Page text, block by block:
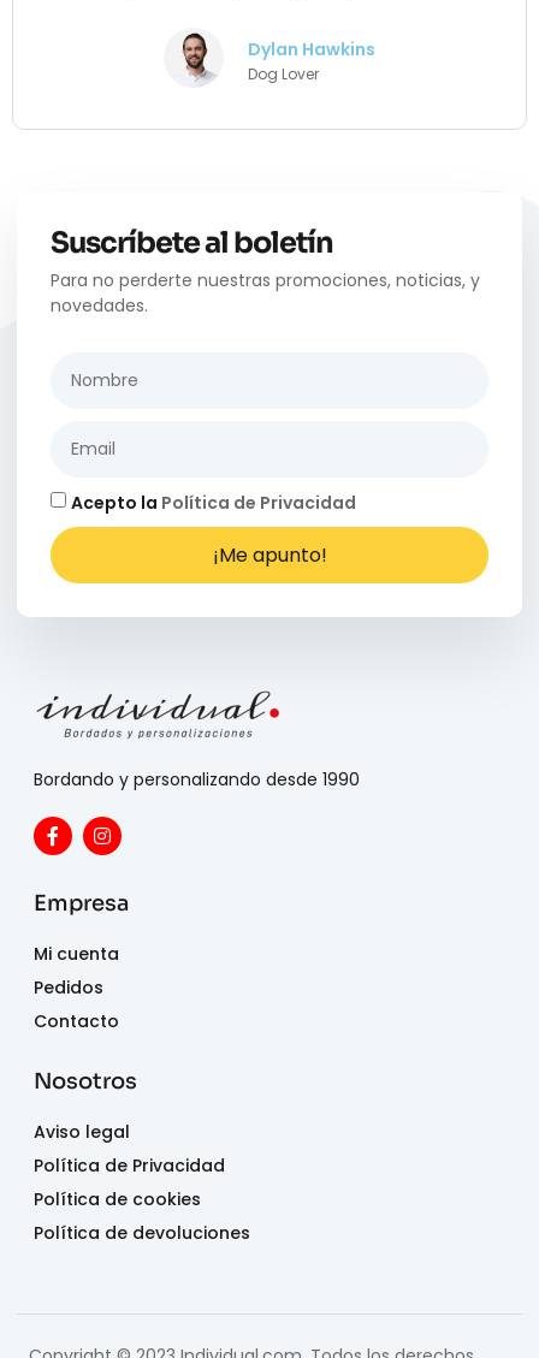
Suscríbete al boletín
Para no perderte nuestras promociones, noticias, y
novedades.
Acepto la Política de Privacidad
¡Me apunto!
Bordando y personalizando desde 1990
Empresa
Mi cuenta
Pedidos
Contacto
Nosotros
Aviso legal
Política de Privacidad
Política de cookies
Política de devoluciones